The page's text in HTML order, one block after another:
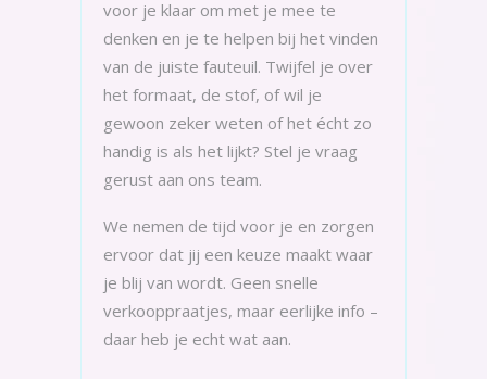
voor je klaar om met je mee te
denken en je te helpen bij het vinden
van de juiste fauteuil. Twijfel je over
het formaat, de stof, of wil je
gewoon zeker weten of het écht zo
handig is als het lijkt? Stel je vraag
gerust aan ons team.
We nemen de tijd voor je en zorgen
ervoor dat jij een keuze maakt waar
je blij van wordt. Geen snelle
verkooppraatjes, maar eerlijke info –
daar heb je echt wat aan.